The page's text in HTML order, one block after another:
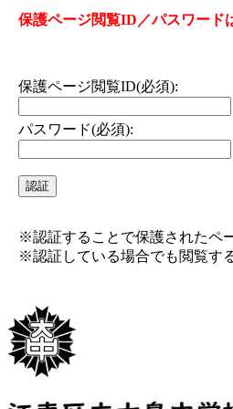
保護ページ閲覧ID／パスワード
保護ページ閲覧ID(必須):
パスワード(必須):
※認証することで保護されたペ
※認証している場合でも閲覧す